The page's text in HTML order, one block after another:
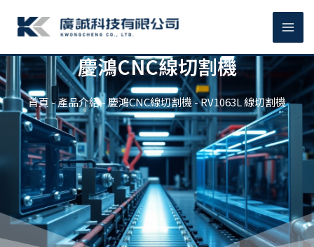
要
內
容
慶鴻CNC線切割機
首頁-產品介紹-慶鴻CNC線切割機-RV1063L 線切割機